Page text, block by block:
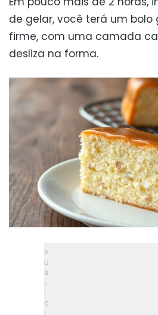
de gelar, você terá um
firme, com uma camada
desliza na forma.